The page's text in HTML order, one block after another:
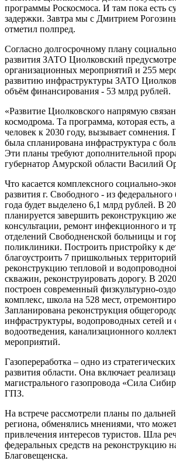
программы Роскосмоса. И там пока есть
задержки. Завтра мы с Дмитрием
отметил полпред.
Согласно долгосрочному плану
развития ЗАТО Циолковский
организационных мероприятий и 255
развитию инфраструктуры ЗАТО
объём финансирования - 53 млрд рублей.
«Развитие Циолковского напрямую
космодрома. Та программа, которая есть,
человек к 2030 году, вызывает сомнения.
была спланирована инфраструктура с
Эти планы требуют дополнительной
губернатор Амурской области Василий
Что касается комплексного социально-
развития г. Свободного - из
года будет выделено 6,1 млрд рублей. В
планируется завершить реконструкцию
консультации, ремонт инфекционного и
отделений Свободненской больницы и
поликлиники. Построить пристройку к
благоустроить 7 пришкольных
реконструкцию тепловой и
скважин, реконструировать дорогу. В
построен современный физкультурно-
комплекс, школа на 528 мест,
Запланирована реконструкция
инфраструктуры, водопроводных сетей и
водоотведения, канализационного
мероприятий.
Газопереработка – одно из
развития области. Она включает
магистрального газопровода «Сила
ГПЗ.
На встрече рассмотрели планы по
региона, обменялись мнениями, что
привлечения интересов туристов. Шла
федеральных средств на реконструкцию
Благовещенска.